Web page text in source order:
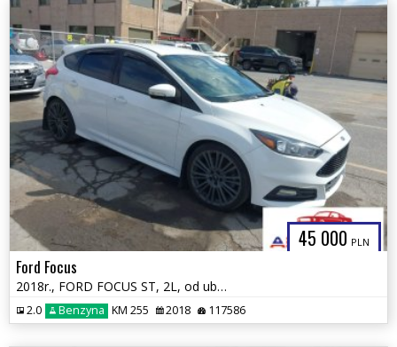
45 000 PLN
Ford Focus
2018r., FORD FOCUS ST, 2L, od ubezpieczalni
2.0 Benzyna KM 255 2018 117586